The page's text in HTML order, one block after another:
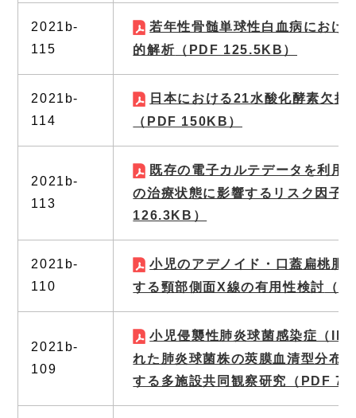
2021b-
115
若年性骨髄単球性白血病におけ
的解析 （PDF 125.5KB）
2021b-
114
日本における21水酸化酵素欠損
（PDF 150KB）
2021b-
113
既存の電子カルテデータを利用
の治療状態に影響するリスク因子
126.3KB）
2021b-
110
小児のアデノイド・口蓋扁桃肥
する頸部側面X線の有用性検討 （
2021b-
109
小児侵襲性肺炎球菌感染症（
れた肺炎球菌株の莢膜血清型分布
する多施設共同観察研究
（PDF